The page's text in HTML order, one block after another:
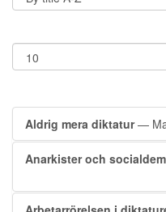
Aldrig mera diktatur—
Anarkister och